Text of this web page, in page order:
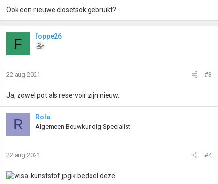
Ook een nieuwe closetsok gebruikt?
F foppe26
22 aug 2021 #3
Ja, zowel pot als reservoir zijn nieuw.
R Rola
Algemeen Bouwkundig Specialist
22 aug 2021 #4
ik bedoel deze